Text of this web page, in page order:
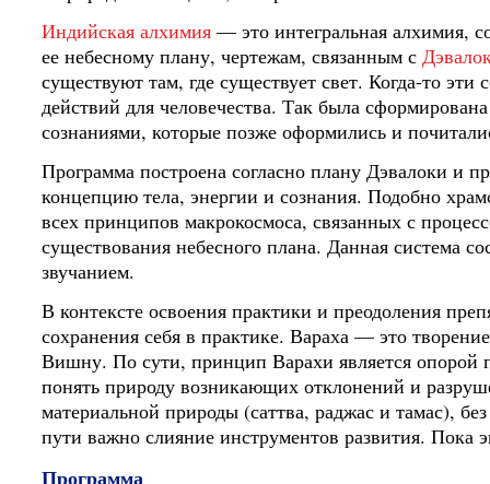
Индийская алхимия — это интегральная алхимия,
ее небесному плану, чертежам, связанным с
существуют там, где существует свет. Когда-то
действий для человечества. Так была
сознаниями, которые позже оформились и
Программа построена согласно плану Дэвалоки и
концепцию тела, энергии и сознания. Подобно
всех принципов макрокосмоса, связанных с
существования небесного плана. Данная система
звучанием.
В контексте освоения практики и преодоления
сохранения себя в практике. Вараха — это
Вишну. По сути, принцип Варахи является опорой
понять природу возникающих отклонений и
материальной природы (саттва, раджас и тамас),
пути важно слияние инструментов развития. Пока
Программа